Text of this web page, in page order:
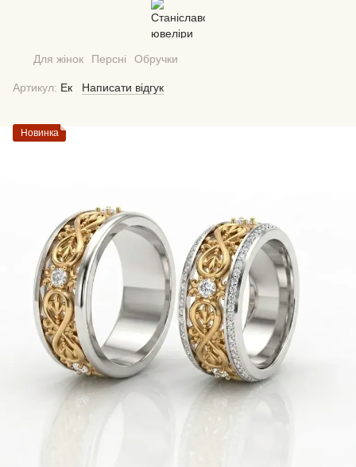
Для жінок Персні Обручки
Артикул: Ек Написати відгук
Новинка